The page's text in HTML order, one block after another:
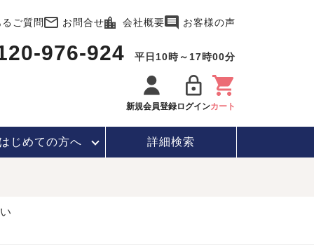
ご質問 お問合せ 会社概要 お客様の声
976-924 平日10時～17時00分
新規会員登録ログインカート
はじめての方へ 詳細検索